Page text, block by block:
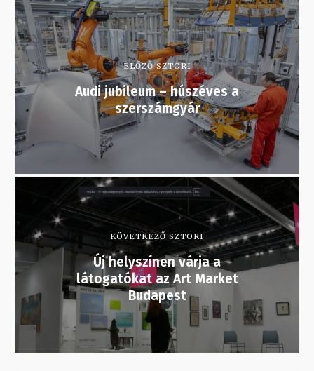
ELŐZŐ SZTORI
Audi jubileum – húszéves a
szerszámgyár
KÖVETKEZŐ SZTORI
Új helyszínen várja a
látogatókat az Art Market
Budapest